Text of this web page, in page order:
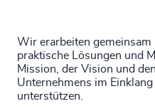
Wir erarbeiten gemeinsam
praktische Lösungen und
Mission, der Vision und
Unternehmens im
unterstützen.